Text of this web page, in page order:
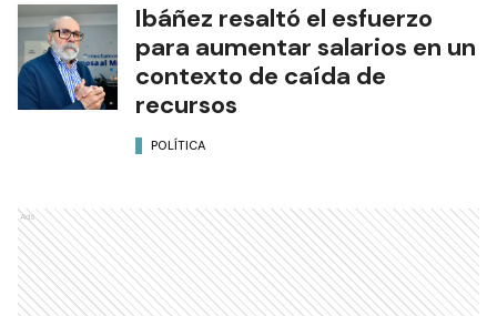
Ibáñez resaltó el esfuerzo
para aumentar salarios en un
contexto de caída de
recursos
POLÍTICA
Ads